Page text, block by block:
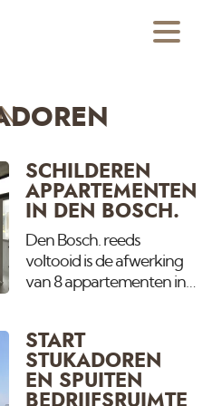
SCHILDEREN
APPARTEMENTEN
IN DEN BOSCH.
Den Bosch. reeds
voltooid is de afwerking
van 8 appartementen in
schilderwerk en
spuitwerk. Deuren net
gespoten. Droogt straks
START
STUKADOREN
EN SPUITEN
BEDRIJFSRUIMTE